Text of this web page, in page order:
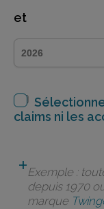
et
claims ni les
Exemple :
depuis 1970
marque